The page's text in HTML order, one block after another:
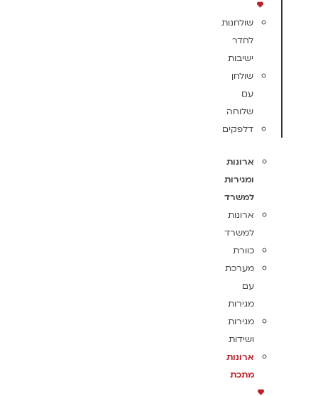
שולחנות
לחדר
ישיבות
שולחן
עם
שלוחה
דלפקים
ארונות
ומגירות
למשרד
ארונות
למשרד
כוורת
מערכת
עם
מגירות
מגירות
ושידות
ארונות
מתכת